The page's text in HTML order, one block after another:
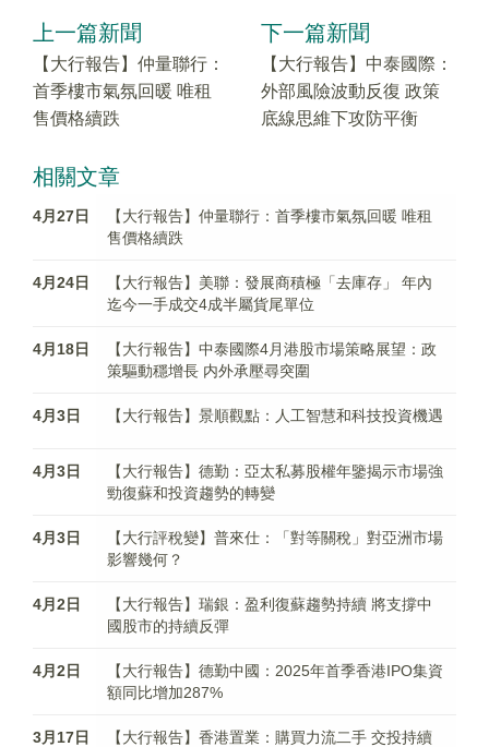
上一篇新聞
【大行報告】仲量聯行：
首季樓市氣氛回暖 唯租
售價格續跌
下一篇新聞
【大行報告】中泰國際：
外部風險波動反復 政策
底線思維下攻防平衡
相關文章
4月27日
【大行報告】仲量聯行：首季樓市氣氛回暖 唯租
售價格續跌
4月24日
【大行報告】美聯：發展商積極「去庫存」 年內
迄今一手成交4成半屬貨尾單位
4月18日
【大行報告】中泰國際4月港股市場策略展望：政
策驅動穩增長 内外承壓尋突圍
4月3日 【大行報告】景順觀點：人工智慧和科技投資機遇
4月3日
【大行報告】德勤：亞太私募股權年鑒揭示市場強
勁復蘇和投資趨勢的轉變
4月3日
【大行評稅變】普來仕：「對等關稅」對亞洲市場
影響幾何？
4月2日
【大行報告】瑞銀：盈利復蘇趨勢持續 將支撐中
國股市的持續反彈
4月2日
【大行報告】德勤中國：2025年首季香港IPO集資
額同比增加287%
3月17日
【大行報告】香港置業：購買力流二手 交投持續